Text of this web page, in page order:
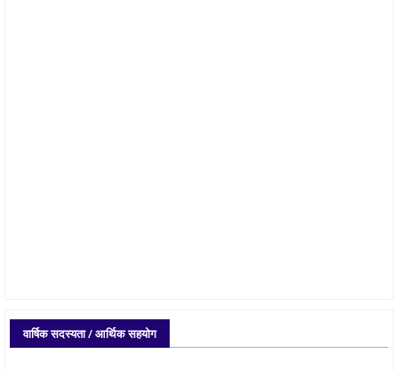
वार्षिक सदस्यता / आर्थिक सहयोग